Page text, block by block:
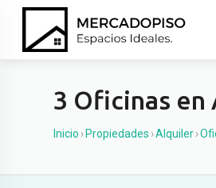
3 Oficinas
Inicio › Propiedades ›Alquiler›